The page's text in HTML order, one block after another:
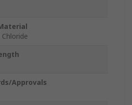
Chloride
Approvals